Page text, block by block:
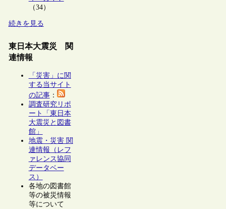
（34）
続きを見る
東日本大震災 関
連情報
「災害」に関
する当サイト
の記事：
調査研究リポ
ート「東日本
大震災と図書
館」
地震・災害 関
連情報（レフ
ァレンス協同
データベー
ス）
各地の図書館
等の被災情報
等について